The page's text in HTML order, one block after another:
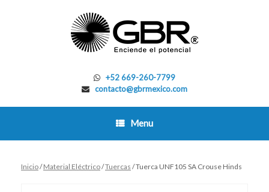
+52 669-260-7799
contacto@gbrmexico.com
Menu
Inicio/Material Eléctrico/Tuercas / Tuerca UNF105 SA Crouse Hinds